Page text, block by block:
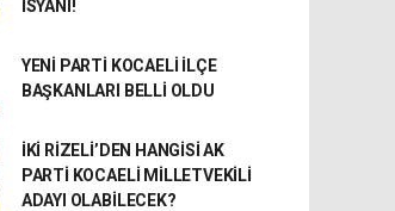
İSYANI!
YENİ PARTİ KOCAELİ İLÇE
BAŞKANLARI BELLİ OLDU
İKİ RİZELİ’DEN HANGİSİ AK
PARTİ KOCAELİ MİLLETVEKİLİ
ADAYI OLABİLECEK?